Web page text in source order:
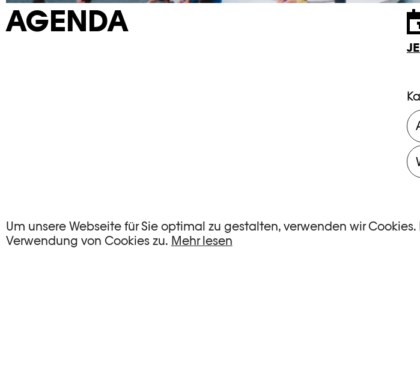
Um unsere Webseite für Sie optimal zu gestalten, verwenden wir
Verwendung von Cookies zu. Mehr lesen
AGENDA
KEINE EVENTS